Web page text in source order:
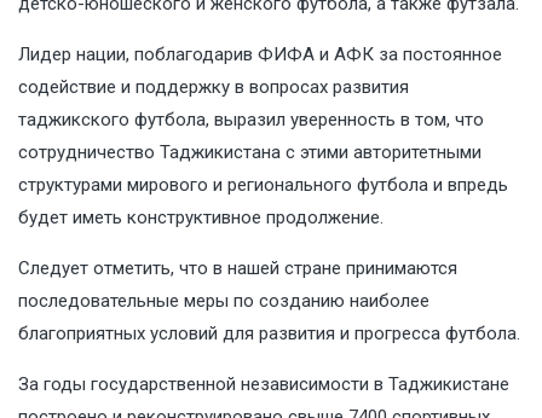
Лидер нации, поблагодарив ФИФА и АФК за постоянное
содействие и поддержку в вопросах развития
таджикского футбола, выразил уверенность в том, что
сотрудничество Таджикистана с этими авторитетными
структурами мирового и регионального футбола и впредь
будет иметь конструктивное продолжение.
Следует отметить, что в нашей стране принимаются
последовательные меры по созданию наиболее
благоприятных условий для развития и прогресса футбола.
За годы государственной независимости в Таджикистане